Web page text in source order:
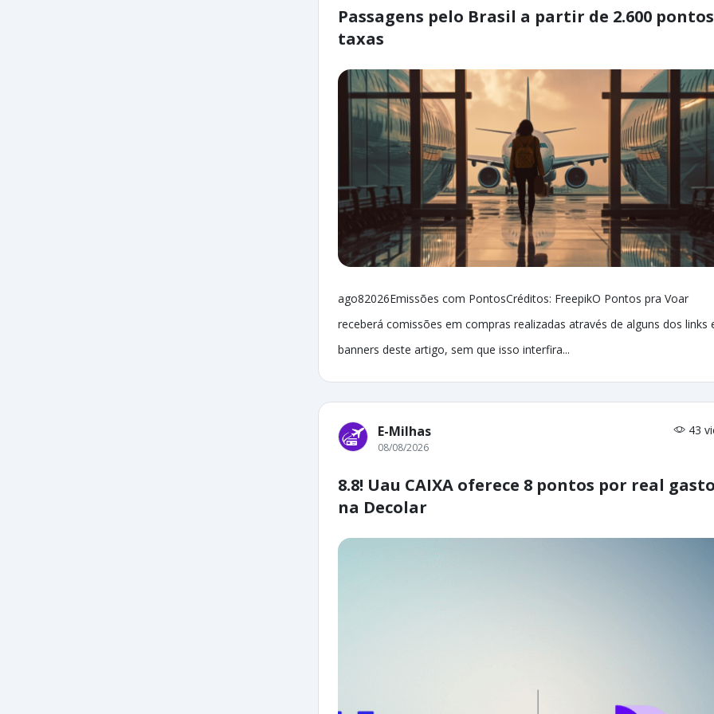
Passagens pelo Brasil a partir de 2.600
taxas
ago82026Emissões com PontosCréditos: FreepikO Pontos pra Voar
receberá comissões em compras realizadas através de alguns dos links
banners deste artigo, sem que isso interfira...
E-Milhas 43
08/08/2026
8.8! Uau CAIXA oferece 8 pontos por real
na Decolar